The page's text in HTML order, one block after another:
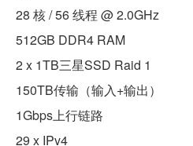
28 核 / 56 线程 @ 2.0GHz
512GB DDR4 RAM
2 x 1TB三星SSD Raid 1
150TB传输（输入+输出）
1Gbps上行链路
29 x IPv4